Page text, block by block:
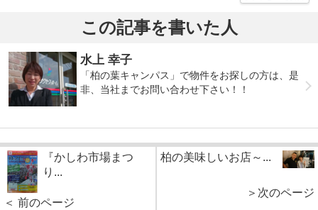
この記事を書いた人
水上 幸子
「柏の葉キャンパス」で物件をお探しの方は、是
非、当社までお問い合わせ下さい！！
『かしわ市場まつ
り...
＜ 前のページ
柏の美味しいお店～...
＞次のページ